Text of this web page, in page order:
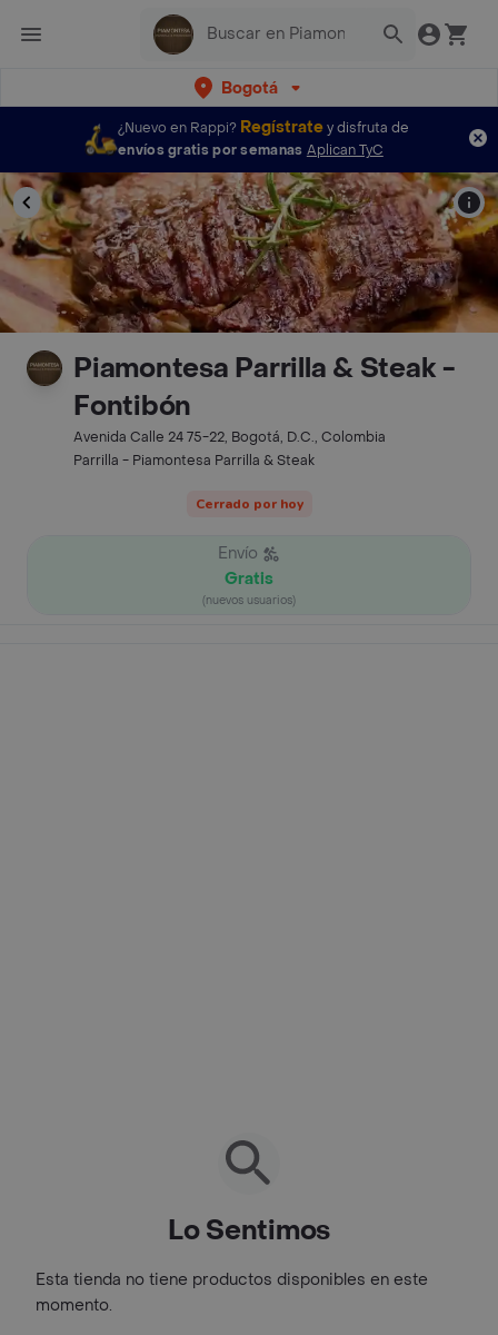
Bogotá
¿Nuevo en Rappi? Regístratey disfruta de
envíos gratis por semanas Aplican TyC
Piamontesa Parrilla & Steak -
Fontibón
Avenida Calle 24 75-22, Bogotá, D.C., Colombia
Parrilla - Piamontesa Parrilla & Steak
Cerrado por hoy
Envío
Gratis
(nuevos usuarios)
Lo Sentimos
Esta tienda no tiene productos disponibles en este
momento.